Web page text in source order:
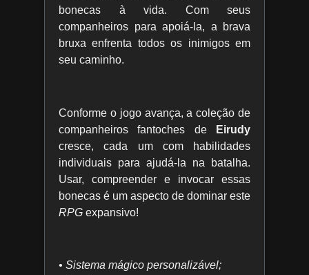
bonecas à vida. Com seus
companheiros para apoiá-la, a brava
bruxa enfrenta todos os inimigos em
seu caminho.
Conforme o jogo avança, a coleção de
companheiros fantoches de
Eirudy
cresce, cada um com habilidades
individuais para ajudá-la na batalha.
Usar, compreender e invocar essas
bonecas é um aspecto de dominar este
RPG expansivo!
• Sistema mágico personalizável;